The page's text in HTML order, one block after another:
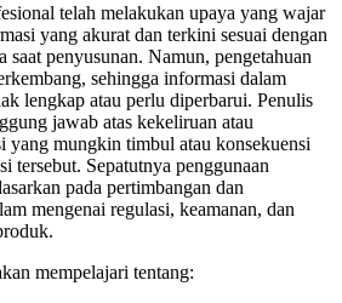
telah melakukan upaya yang wajar
yang akurat dan terkini sesuai dengan
saat penyusunan. Namun, pengetahuan
sehingga informasi dalam
lengkap atau perlu diperbarui. Penulis
jawab atas kekeliruan atau
yang mungkin timbul atau konsekuensi
tersebut. Sepatutnya penggunaan
pada pertimbangan dan
mengenai regulasi, keamanan, dan
mempelajari tentang: